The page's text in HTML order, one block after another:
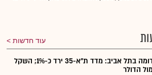
עוד חדשות
נעילה אדומה בתל אביב: מדד ת"א-35 ירד כ-1%; השקל
הדולר